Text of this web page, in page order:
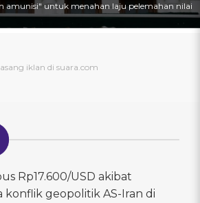
amunisi" untuk menahan laju pelemahan nilai
Rp17.600/USD akibat
konflik geopolitik AS-Iran di